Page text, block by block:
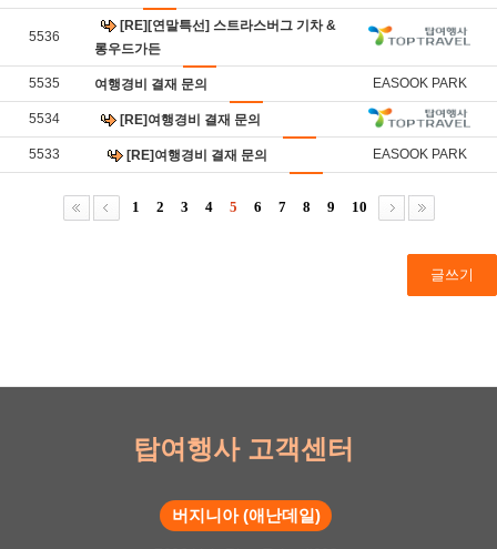
5536
[RE][연말특선] 스트라스버그 기차 &
롱우드가든
5535 여행경비 결재 문의 EASOOK PARK
5534 [RE]여행경비 결재 문의
5533 [RE]여행경비 결재 문의 EASOOK PARK
1 2 3 4 5 6 7 8 9 10
글쓰기
탑여행사 고객센터
버지니아 (애난데일)